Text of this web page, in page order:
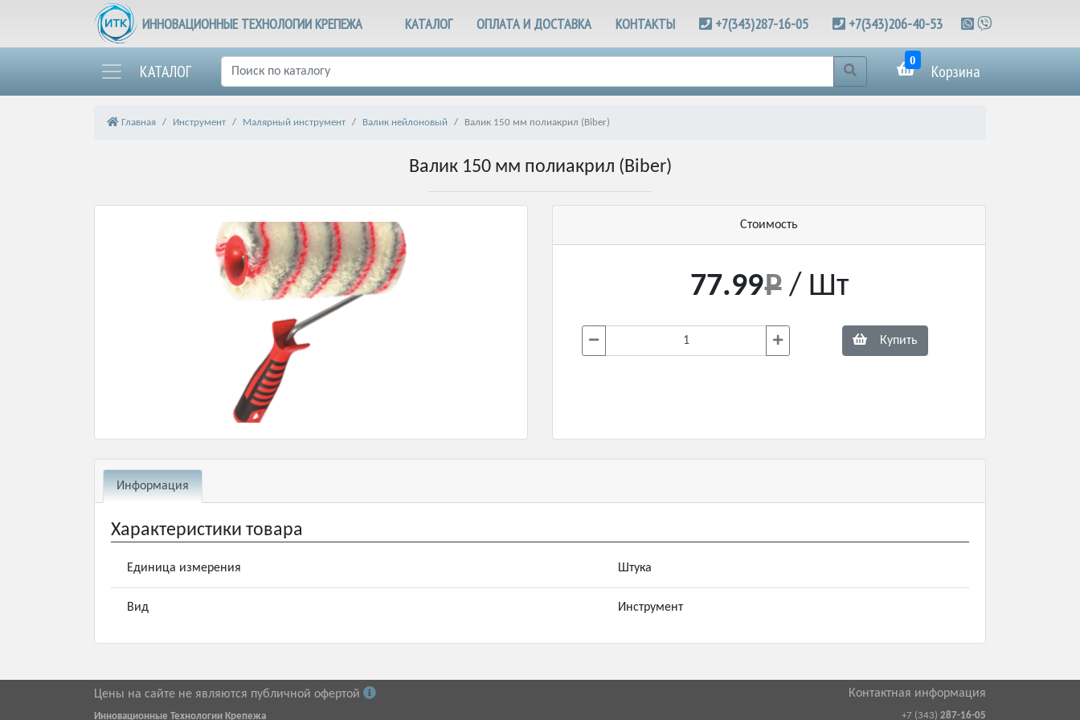
ИННОВАЦИОННЫЕ ТЕХНОЛОГИИ КРЕПЕЖА КАТАЛОГ ОПЛАТА И ДОСТАВКА КОНТАКТЫ +7(343)287-16-05 +7(343)206-40-53
КАТАЛОГ
0
Корзина
Главная Инструмент Малярный инструмент Валик нейлоновый Валик 150 мм полиакрил (Biber)
Валик 150 мм полиакрил (Biber)
Стоимость
77.99 / Шт
Купить
Информация
Характеристики товара
Единица измерения Штука
Вид Инструмент
Цены на сайте не являются публичной офертой
Инновационные Технологии Крепежа
Контактная информация
+7 (343) 287-16-05